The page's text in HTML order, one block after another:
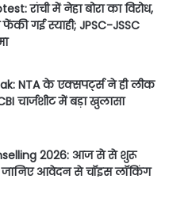
रांची में नेहा बोरा का विरोध,
फेंकी गई स्याही; JPSC-JSSC
NTA के एक्सपर्ट्स ने ही लीक
चार्जशीट में बड़ा खुलासा
2026: आज से से शुरू
जानिए आवेदन से चॉइस लॉकिंग